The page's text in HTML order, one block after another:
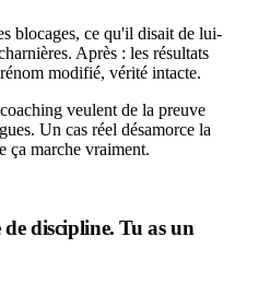
blocages, ce qu'il disait de lui-
Après : les résultats
modifié, vérité intacte.
veulent de la preuve
Un cas réel désamorce la
ça marche vraiment.
discipline. Tu as un